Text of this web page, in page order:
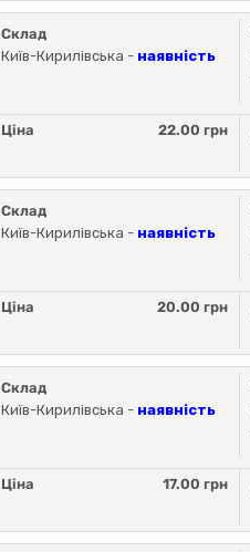
Склад
Київ-Кирилівська - наявність
Ціна 22.00 грн
Склад
Київ-Кирилівська - наявність
Ціна 20.00 грн
Склад
Київ-Кирилівська - наявність
Ціна 17.00 грн